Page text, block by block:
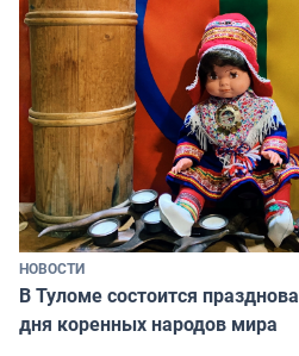
НОВОСТИ
В Туломе состоится
дня коренных народов мира